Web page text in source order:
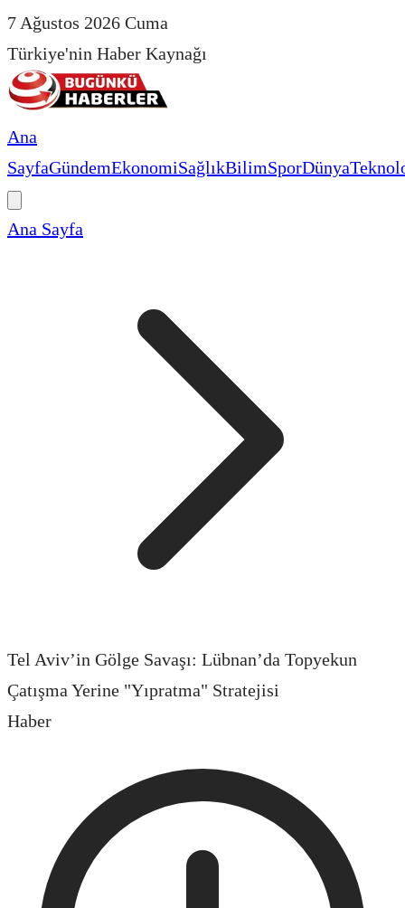
7 Ağustos 2026 Cuma
Türkiye'nin Haber Kaynağı
Ana
SayfaGündemEkonomiSağlıkBilimSporDünya
Ana Sayfa
Tel Aviv’in Gölge Savaşı: Lübnan’da Topyekun
Çatışma Yerine "Yıpratma" Stratejisi
Haber